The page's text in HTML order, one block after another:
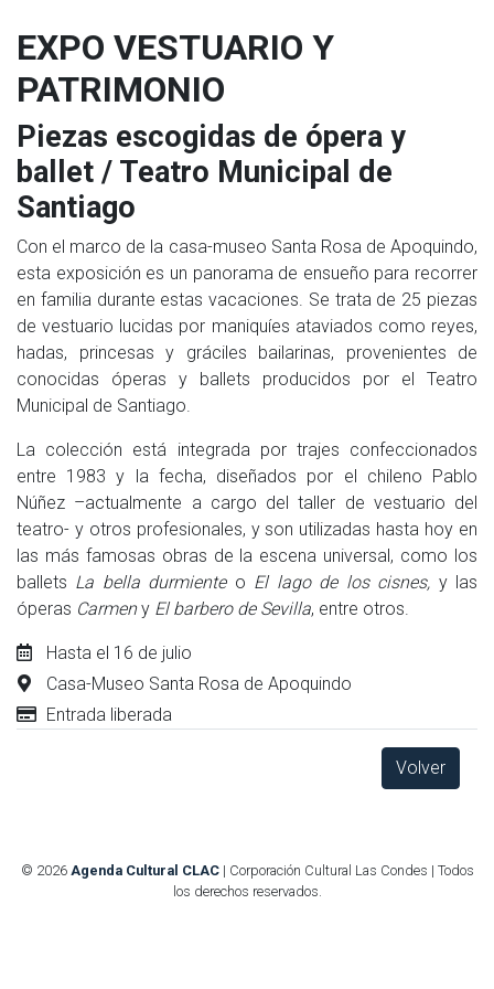
EXPO VESTUARIO Y
PATRIMONIO
Piezas escogidas de ópera y
ballet / Teatro Municipal de
Santiago
Con el marco de la casa-museo Santa Rosa de Apoquindo,
esta exposición es un panorama de ensueño para recorrer
en familia durante estas vacaciones. Se trata de 25 piezas
de vestuario lucidas por maniquíes ataviados como reyes,
hadas, princesas y gráciles bailarinas, provenientes de
conocidas óperas y ballets producidos por el Teatro
Municipal de Santiago.
La colección está integrada por trajes confeccionados
entre 1983 y la fecha, diseñados por el chileno Pablo
Núñez –actualmente a cargo del taller de vestuario del
teatro- y otros profesionales, y son utilizadas hasta hoy en
las más famosas obras de la escena universal, como los
ballets La bella durmienteo El lago de los cisnes, y las
óperas Carmeny El barbero de Sevilla, entre otros.
Hasta el 16 de julio
Casa-Museo Santa Rosa de Apoquindo
Entrada liberada
Volver
© 2026 Agenda Cultural CLAC| Corporación Cultural Las Condes | Todos
los derechos reservados.